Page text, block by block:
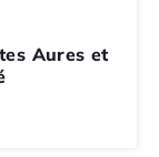
Aures et